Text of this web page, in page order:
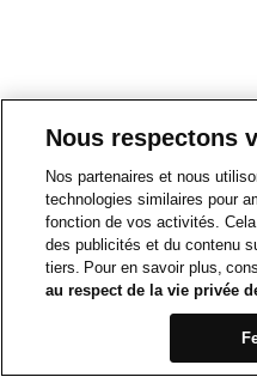
Nous respectons
Nos partenaires et nous
technologies similaires pour
fonction de vos activités.
des publicités et du contenu
tiers. Pour en savoir plus,
au respect de la vie privée